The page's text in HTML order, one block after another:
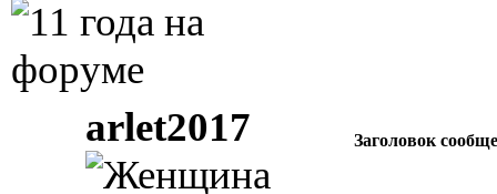
arlet2017 Заголовок